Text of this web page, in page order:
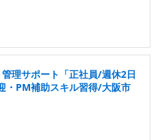
管理サポート「正社員/週休2日
・PM補助スキル習得/大阪市